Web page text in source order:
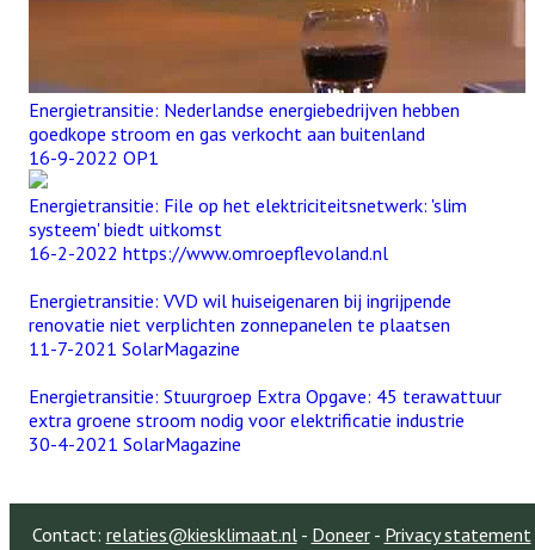
Energietransitie: Nederlandse energiebedrijven hebben
goedkope stroom en gas verkocht aan buitenland
16-9-2022 OP1
Energietransitie: File op het elektriciteitsnetwerk: 'slim
systeem' biedt uitkomst
16-2-2022 https://www.omroepflevoland.nl
Energietransitie: VVD wil huiseigenaren bij ingrijpende
renovatie niet verplichten zonnepanelen te plaatsen
11-7-2021 SolarMagazine
Energietransitie: Stuurgroep Extra Opgave: 45 terawattuur
extra groene stroom nodig voor elektrificatie industrie
30-4-2021 SolarMagazine
Contact: relaties@kiesklimaat.nl- Doneer- Privacy statement